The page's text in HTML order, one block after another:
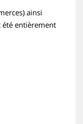
ainsi
été entièrement